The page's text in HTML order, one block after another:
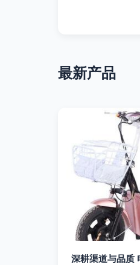
最新产品
深耕渠道与品